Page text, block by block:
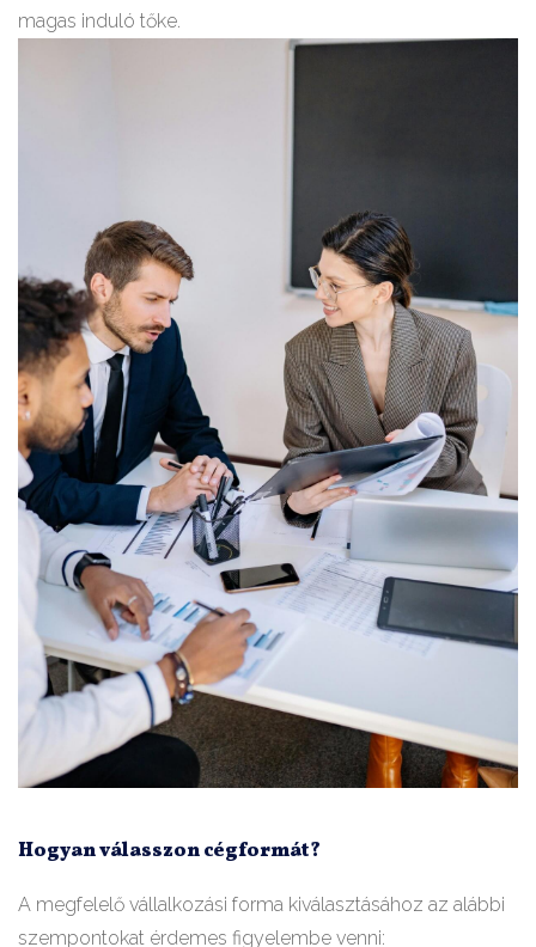
magas induló tőke.
Hogyan válasszon cégformát?
A megfelelő vállalkozási forma kiválasztásához az alábbi
szempontokat érdemes figyelembe venni: